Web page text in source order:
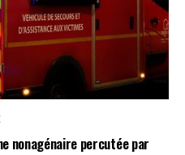
nonagénaire percutée par